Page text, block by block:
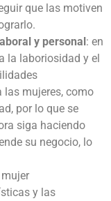
que las motiven
y personal: en
la laboriosidad y el
mujeres, como
por lo que se
siga haciendo
su negocio, lo
y las